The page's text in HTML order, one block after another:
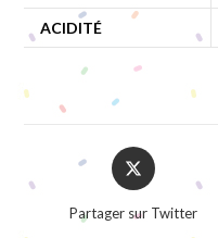
ACIDITÉ
Opens
in
new
Partager sur Twitter